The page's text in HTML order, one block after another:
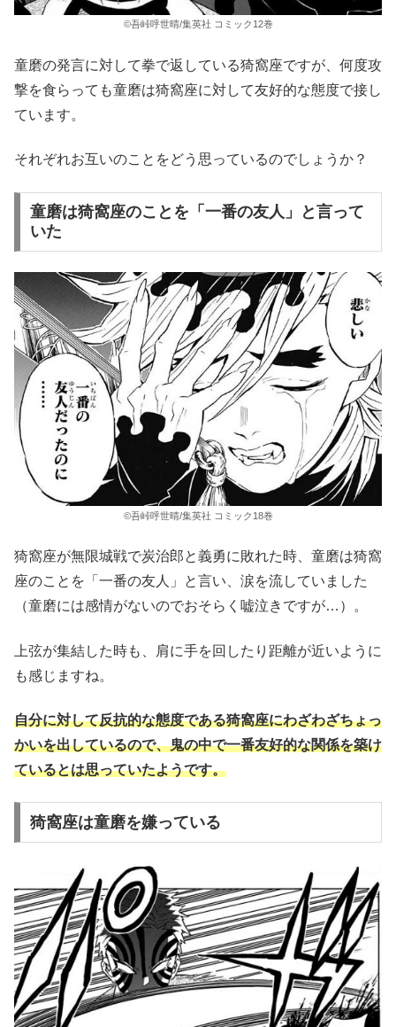
©吾峠呼世晴/集英社 コミック12巻
童磨の発言に対して拳で返している猗窩座ですが、何度攻
撃を食らっても童磨は猗窩座に対して友好的な態度で接し
ています。
それぞれお互いのことをどう思っているのでしょうか？
童磨は猗窩座のことを「一番の友人」と言って
いた
©吾峠呼世晴/集英社 コミック18巻
猗窩座が無限城戦で炭治郎と義勇に敗れた時、童磨は猗窩
座のことを「一番の友人」と言い、涙を流していました
（童磨には感情がないのでおそらく嘘泣きですが…）。
上弦が集結した時も、肩に手を回したり距離が近いように
も感じますね。
自分に対して反抗的な態度である猗窩座にわざわざちょっ
かいを出しているので、鬼の中で一番友好的な関係を築け
ているとは思っていたようです。
猗窩座は童磨を嫌っている